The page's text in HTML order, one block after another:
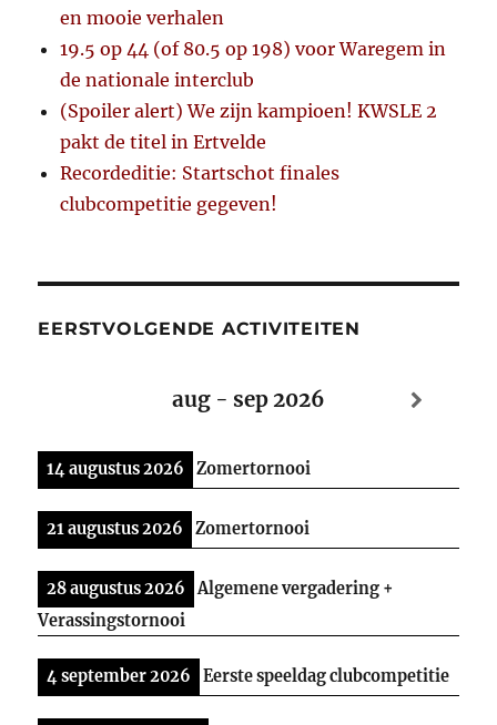
en mooie verhalen
19.5 op 44 (of 80.5 op 198) voor Waregem in
de nationale interclub
(Spoiler alert) We zijn kampioen! KWSLE 2
pakt de titel in Ertvelde
Recordeditie: Startschot finales
clubcompetitie gegeven!
EERSTVOLGENDE ACTIVITEITEN
aug - sep 2026
14 augustus 2026 Zomertornooi
21 augustus 2026 Zomertornooi
28 augustus 2026
Algemene vergadering +
Verassingstornooi
4 september 2026 Eerste speeldag clubcompetitie